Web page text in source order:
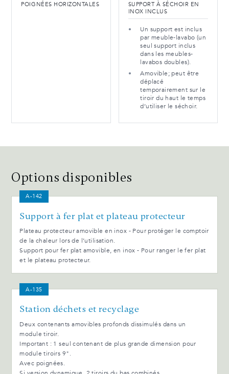
POIGNÉES HORIZONTALES
SUPPORT À SÉCHOIR EN
INOX INCLUS
Un support est inclus
par meuble-lavabo (un
seul support inclus
dans les meubles-
lavabos doubles).
Amovible; peut être
déplacé
temporairement sur le
tiroir du haut le temps
d’utiliser le séchoir.
Options disponibles
A-142
Support à fer plat et plateau protecteur
Plateau protecteur amovible en inox - Pour protéger le comptoir
de la chaleur lors de l’utilisation.
Support pour fer plat amovible, en inox - Pour ranger le fer plat
et le plateau protecteur.
A-135
Station déchets et recyclage
Deux contenants amovibles profonds dissimulés dans un
module tiroir.
Important : 1 seul contenant de plus grande dimension pour
module tiroirs 9".
Avec poignées.